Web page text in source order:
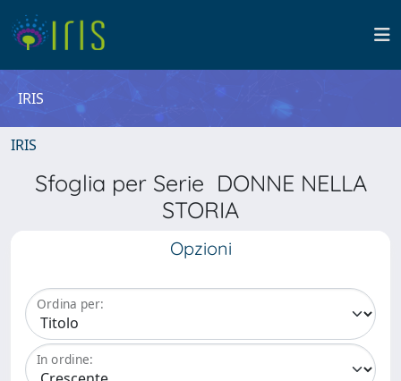
IRIS
IRIS
Sfoglia per Serie DONNE NELLA
STORIA
Opzioni
Ordina per:
In ordine: